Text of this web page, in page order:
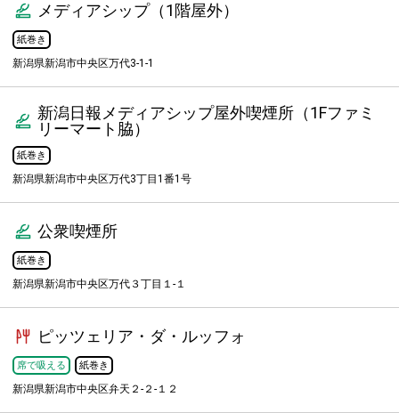
メディアシップ（1階屋外）
紙巻き
新潟県新潟市中央区万代3-1-1
新潟日報メディアシップ屋外喫煙所（1Fファミ
リーマート脇）
紙巻き
新潟県新潟市中央区万代3丁目1番1号
公衆喫煙所
紙巻き
新潟県新潟市中央区万代３丁目１-１
ピッツェリア・ダ・ルッフォ
席で吸える 紙巻き
新潟県新潟市中央区弁天２-２-１２